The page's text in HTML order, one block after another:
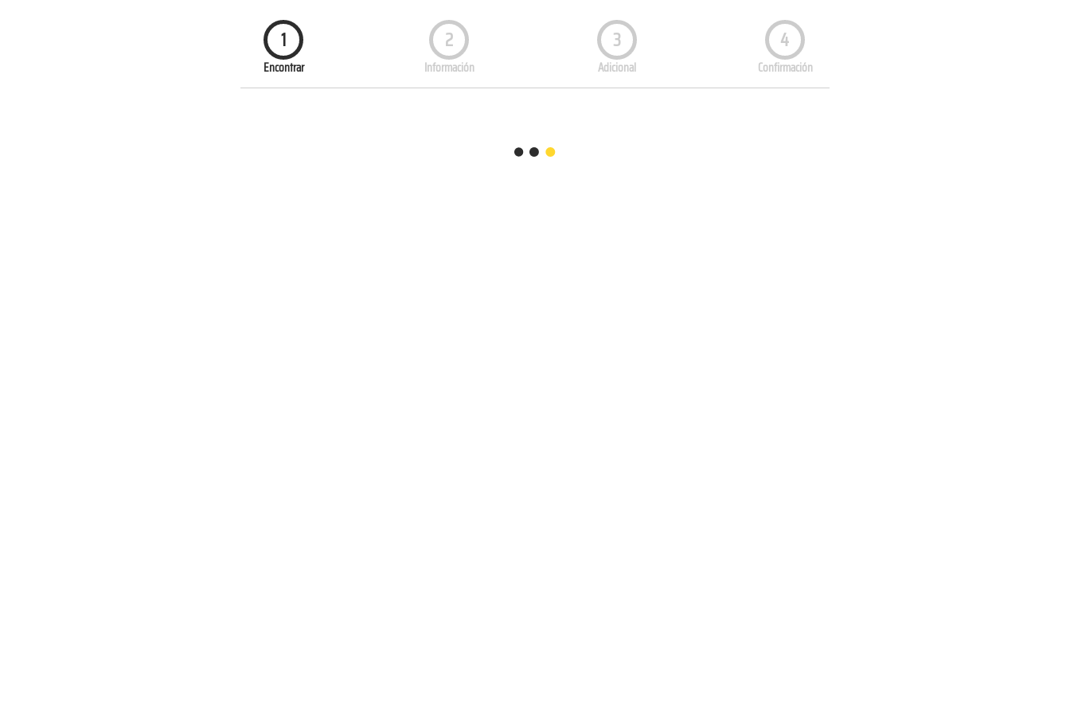
1
Encontrar
2
Información
3
Adicional
4
Confirmación